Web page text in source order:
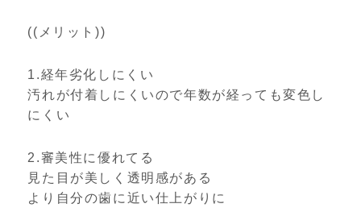
((メリット))
1.経年劣化しにくい
汚れが付着しにくいので年数が経っても変色し
にくい
2.審美性に優れてる
見た目が美しく透明感がある
より自分の歯に近い仕上がりに